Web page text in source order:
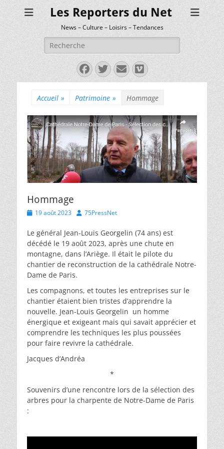
Les Reporters du Net
News – Culture – Loisirs – Tendances
Rechercher :
Facebook
Twitter
E-
mail
Vimeo
Accueil » Patrimoine » Hommage
Hommage
Posted19 août 2023 Author
75PressNet
Le général Jean-Louis Georgelin (74 ans) est
décédé le 19 août 2023, après une chute en
montagne, dans l’Ariège. Il était le pilote du
chantier de reconstruction de la cathédrale Notre-
Dame de Paris.
Les compagnons, et toutes les entreprises sur le
chantier étaient bien tristes d’apprendre la
nouvelle. Jean-Louis Georgelin un homme
énergique et exigeant mais qui savait apprécier et
comprendre les techniques les plus poussées
pour faire revivre la cathédrale.
Jacques d’Andréa
*
Souvenirs d’une rencontre lors de la sélection des
arbres pour la charpente de Notre-Dame de Paris
: